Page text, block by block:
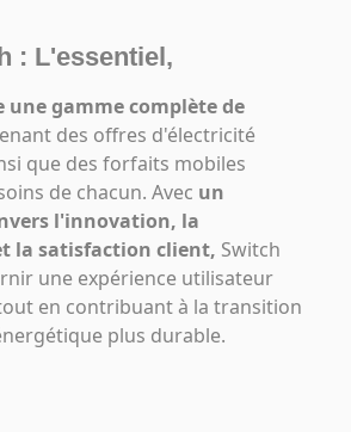
: L'essentiel,
une gamme complète de
des offres d'électricité
que des forfaits mobiles
de chacun. Avec un
l'innovation, la
la satisfaction client, Switch
une expérience utilisateur
en contribuant à la transition
plus durable.